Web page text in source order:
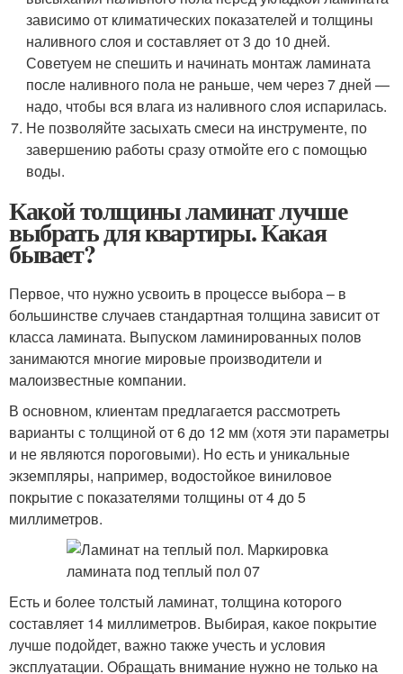
зависимо от климатических показателей и толщины
наливного слоя и составляет от 3 до 10 дней.
Советуем не спешить и начинать монтаж ламината
после наливного пола не раньше, чем через 7 дней —
надо, чтобы вся влага из наливного слоя испарилась.
Не позволяйте засыхать смеси на инструменте, по
завершению работы сразу отмойте его с помощью
воды.
Какой толщины ламинат лучше
выбрать для квартиры. Какая
бывает?
Первое, что нужно усвоить в процессе выбора – в
большинстве случаев стандартная толщина зависит от
класса ламината. Выпуском ламинированных полов
занимаются многие мировые производители и
малоизвестные компании.
В основном, клиентам предлагается рассмотреть
варианты с толщиной от 6 до 12 мм (хотя эти параметры
и не являются пороговыми). Но есть и уникальные
экземпляры, например, водостойкое виниловое
покрытие с показателями толщины от 4 до 5
миллиметров.
Есть и более толстый ламинат, толщина которого
составляет 14 миллиметров. Выбирая, какое покрытие
лучше подойдет, важно также учесть и условия
эксплуатации. Обращать внимание нужно не только на